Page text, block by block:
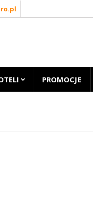
PROMOCJE